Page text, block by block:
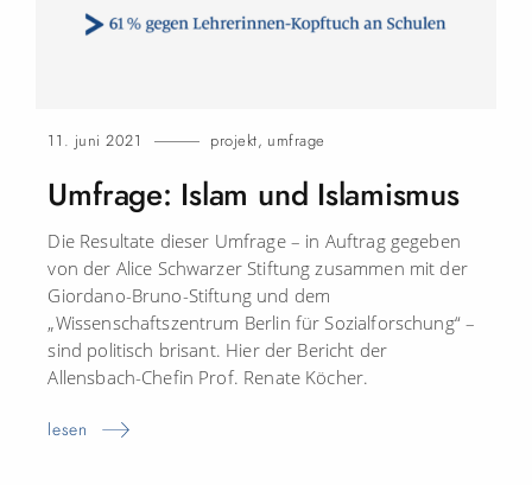
11. juni 2021 projekt, umfrage
Umfrage: Islam und Islamismus
Die Resultate dieser Umfrage – in Auftrag gegeben
von der Alice Schwarzer Stiftung zusammen mit der
Giordano-Bruno-Stiftung und dem
„Wissenschaftszentrum Berlin für Sozialforschung“ –
sind politisch brisant. Hier der Bericht der
Allensbach-Chefin Prof. Renate Köcher.
lesen